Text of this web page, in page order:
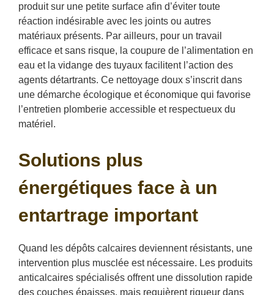
produit sur une petite surface afin d’éviter toute
réaction indésirable avec les joints ou autres
matériaux présents. Par ailleurs, pour un travail
efficace et sans risque, la coupure de l’alimentation en
eau et la vidange des tuyaux facilitent l’action des
agents détartrants. Ce nettoyage doux s’inscrit dans
une démarche écologique et économique qui favorise
l’entretien plomberie accessible et respectueux du
matériel.
Solutions plus
énergétiques face à un
entartrage important
Quand les dépôts calcaires deviennent résistants, une
intervention plus musclée est nécessaire. Les produits
anticalcaires spécialisés offrent une dissolution rapide
des couches épaisses, mais requièrent rigueur dans